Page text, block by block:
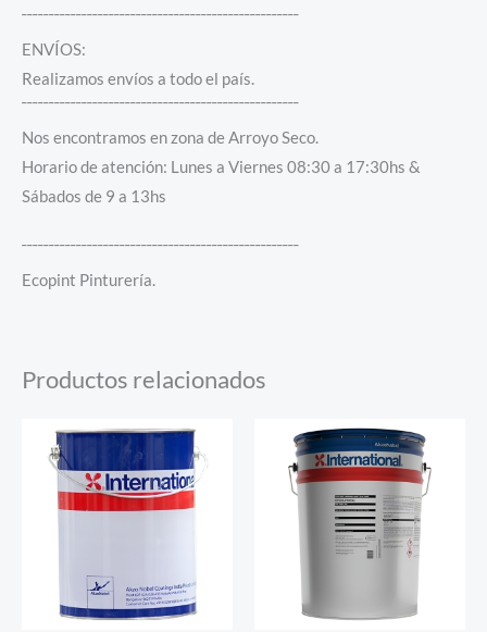
¯¯¯¯¯¯¯¯¯¯¯¯¯¯¯¯¯¯¯¯¯¯¯¯¯¯¯¯¯¯¯¯¯¯¯¯¯¯¯¯¯¯¯¯¯¯¯¯¯¯¯
ENVÍOS:
Realizamos envíos a todo el país.
¯¯¯¯¯¯¯¯¯¯¯¯¯¯¯¯¯¯¯¯¯¯¯¯¯¯¯¯¯¯¯¯¯¯¯¯¯¯¯¯¯¯¯¯¯¯¯¯¯¯¯
Nos encontramos en zona de Arroyo Seco.
Horario de atención: Lunes a Viernes 08:30 a 17:30hs &
Sábados de 9 a 13hs
¯¯¯¯¯¯¯¯¯¯¯¯¯¯¯¯¯¯¯¯¯¯¯¯¯¯¯¯¯¯¯¯¯¯¯¯¯¯¯¯¯¯¯¯¯¯¯¯¯¯¯
Ecopint Pinturería.
Productos relacionados